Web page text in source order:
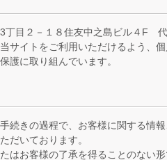
丁目２－１８住友中之島ビル４F
サイトをご利用いただけるよう、
護に取り組んでいます。
続きの過程で、お客様に関する情
だいております。
はお客様の了承を得ることのない